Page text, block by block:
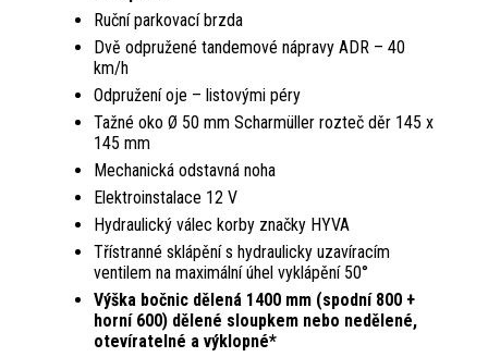
Ruční parkovací brzda
Dvě odpružené tandemové nápravy ADR – 40
km/h
Odpružení oje – listovými péry
Tažné oko Ø 50 mm Scharmüller rozteč děr 145 x
145 mm
Mechanická odstavná noha
Elektroinstalace 12 V
Hydraulický válec korby značky HYVA
Třístranné sklápění s hydraulicky uzavíracím
ventilem na maximální úhel vyklápění 50°
Výška bočnic dělená 1400 mm (spodní 800 +
horní 600) dělené sloupkem nebo nedělené,
otevíratelné a výklopné*